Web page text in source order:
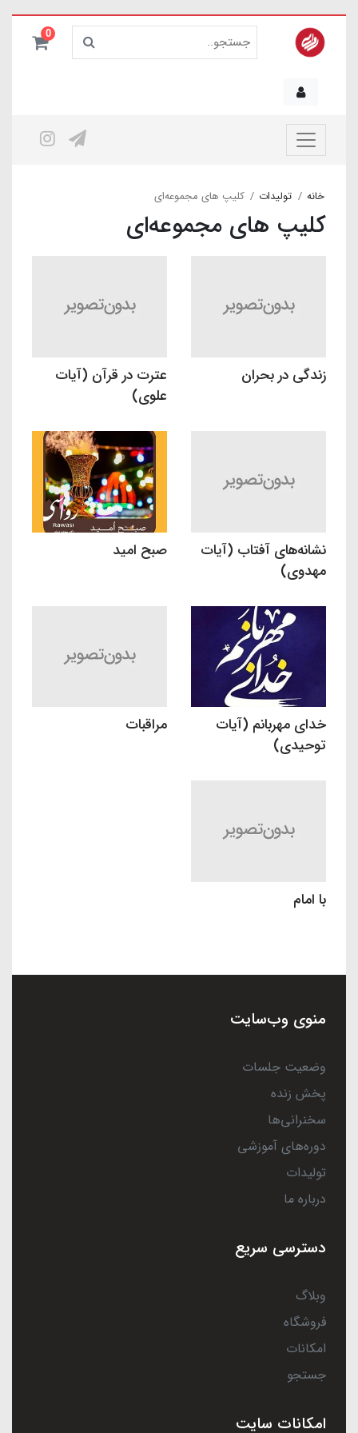
0
خانه تولیدات کلیپ های مجموعه‌ای
کلیپ های مجموعه‌ای
زندگی در بحران
عترت در قرآن (آیات
علوی)
نشانه‌های آفتاب (آیات
مهدوی)
صبح امید
خدای مهربانم (آیات
توحیدی)
مراقبات
با امام
منوی وب‌سایت
وضعیت جلسات
پخش زنده
سخنرانی‌ها
دوره‌های آموزشی
تولیدات
درباره ما
دسترسی سریع
وبلاگ
فروشگاه
امکانات
جستجو
امکانات سایت